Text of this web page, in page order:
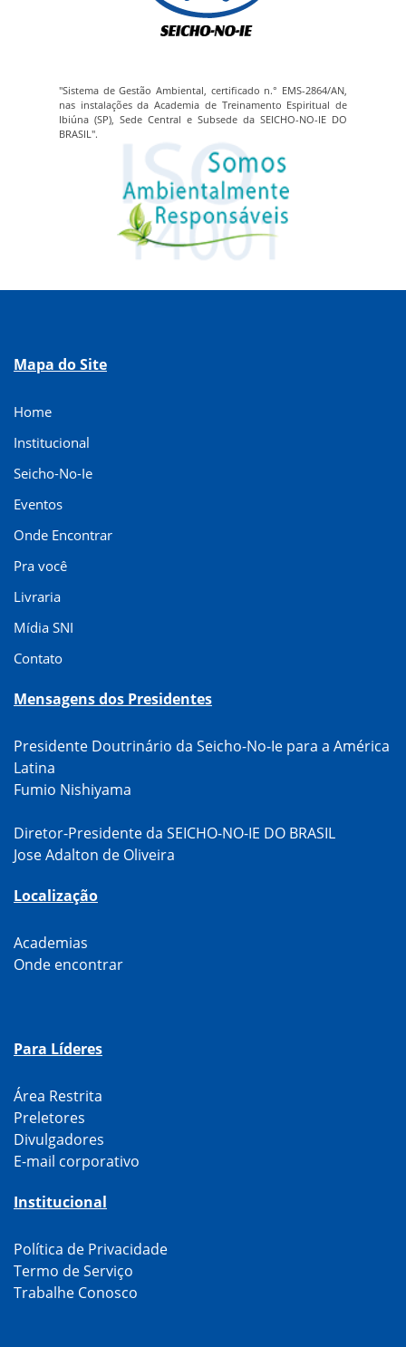
"Sistema de Gestão Ambiental, certificado n.° EMS-2864/AN,
nas instalações da Academia de Treinamento Espiritual de
Ibiúna (SP), Sede Central e Subsede da SEICHO-NO-IE DO
BRASIL".
Mapa do Site
Home
Institucional
Seicho-No-Ie
Eventos
Onde Encontrar
Pra você
Livraria
Mídia SNI
Contato
Mensagens dos Presidentes
Presidente Doutrinário da Seicho-No-Ie para a América
Latina
Fumio Nishiyama
Diretor-Presidente da SEICHO-NO-IE DO BRASIL
Jose Adalton de Oliveira
Localização
Academias
Onde encontrar
Para Líderes
Área Restrita
Preletores
Divulgadores
E-mail corporativo
Institucional
Política de Privacidade
Termo de Serviço
Trabalhe Conosco